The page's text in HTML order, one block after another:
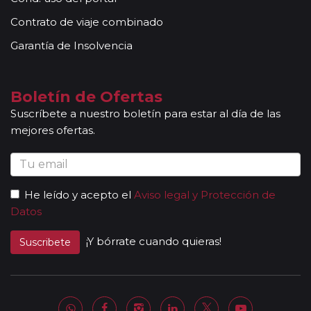
locales que le permitirán conocer más a fondo la
cultura de los lugares visitados. En ocasiones, los
acompañantes podrán dar las explicaciones en dos
idiomas diferentes. Según circuito, le atenderá en su
viaje un único guía-acompañante o bien cambiará de
guía-acompañante en función de la etapa. Los guías
acompañantes siempre estarán presentes en los
paseos incluidos, pero poseen múltiples funciones y
persona en particular. En los momentos en que no
existen servicios incluidos en el programa, nuestros
guías pueden encontrarse realizando funciones bien
de coordinación, bien para otros grupos diferentes y
Al completar el pago de su viaje y una vez le
Contrato de viaje combinado
Garantía de Insolvencia
Boletín de Ofertas
Suscríbete a nuestro boletín para estar al día de las
mejores ofertas.
He leído y acepto el Aviso legal y Protección de
Datos
Suscribete ¡Y bórrate cuando quieras!